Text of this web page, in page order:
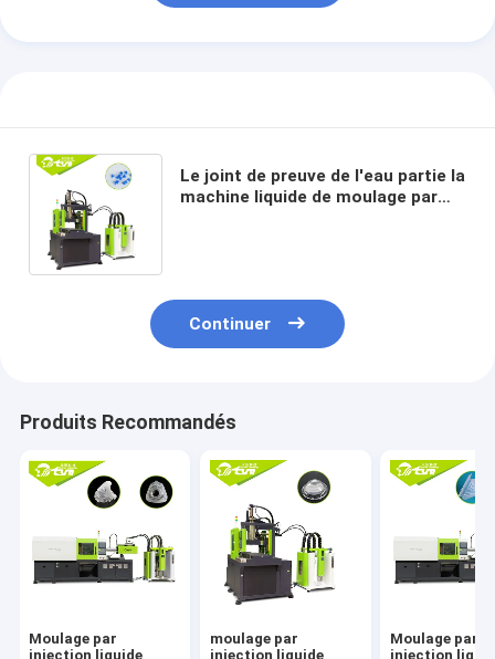
Le joint de preuve de l'eau partie la
machine liquide de moulage par
Continuer
Produits Recommandés
Moulage par
injection liquide
moulage par
injection liquide
Moulage par
injection